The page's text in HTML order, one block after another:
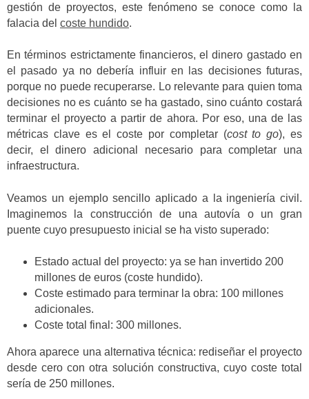
gestión de proyectos, este fenómeno se conoce como la
falacia del coste hundido.
En términos estrictamente financieros, el dinero gastado en
el pasado ya no debería influir en las decisiones futuras,
porque no puede recuperarse. Lo relevante para quien toma
decisiones no es cuánto se ha gastado, sino cuánto costará
terminar el proyecto a partir de ahora. Por eso, una de las
métricas clave es el coste por completar (cost to go), es
decir, el dinero adicional necesario para completar una
infraestructura.
Veamos un ejemplo sencillo aplicado a la ingeniería civil.
Imaginemos la construcción de una autovía o un gran
puente cuyo presupuesto inicial se ha visto superado:
Estado actual del proyecto: ya se han invertido 200
millones de euros (coste hundido).
Coste estimado para terminar la obra: 100 millones
adicionales.
Coste total final: 300 millones.
Ahora aparece una alternativa técnica: rediseñar el proyecto
desde cero con otra solución constructiva, cuyo coste total
sería de 250 millones.